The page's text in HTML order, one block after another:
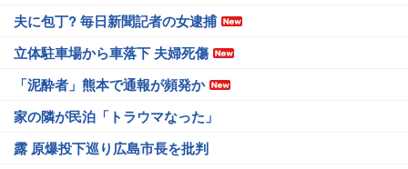
夫に包丁? 毎日新聞記者の女逮捕
立体駐車場から車落下 夫婦死傷
「泥酔者」熊本で通報が頻発か
家の隣が民泊「トラウマなった」
露 原爆投下巡り広島市長を批判